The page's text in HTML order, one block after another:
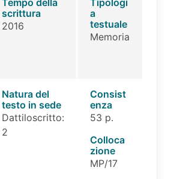
scrittura
2016
a
testuale
Memoria
Natura del
testo in sede
Dattiloscritto:
2
Consist
enza
53 p.
Colloca
zione
MP/17